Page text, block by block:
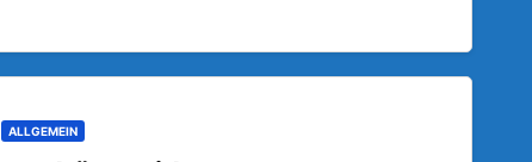
ALLGEMEIN